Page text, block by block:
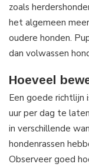
zoals
het algemeen
oudere honden.
dan volwassen
Hoeveel
Een goede richtlijn
uur per dag te
in verschillende
hondenrassen
Observeer goed